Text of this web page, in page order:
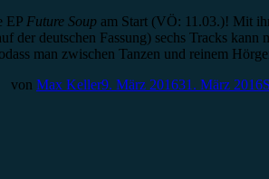
EP Future Soup am Start (VÖ: 11.03.)! Mit
der deutschen Fassung) sechs Tracks
man zwischen Tanzen und reinem
von Max Keller9. März 201631. März 2016